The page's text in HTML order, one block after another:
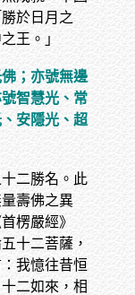
於日月之
王。」
；亦號無邊
智慧光、常
安隱光、超
二勝名。此
壽佛之異
楞嚴經》
十二菩薩，
我憶往昔恒
二如來，相